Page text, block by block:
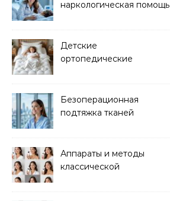
наркологическая помощь
Детские
ортопедические
Безоперационная
подтяжка тканей
Аппараты и методы
классической